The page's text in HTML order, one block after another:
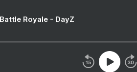
Royale - DayZ